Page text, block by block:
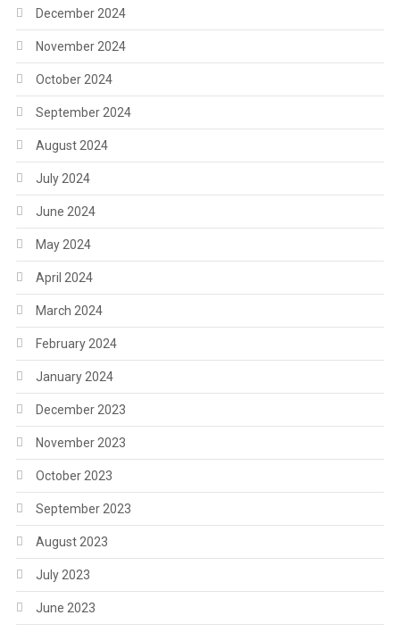
December 2024
November 2024
October 2024
September 2024
August 2024
July 2024
June 2024
May 2024
April 2024
March 2024
February 2024
January 2024
December 2023
November 2023
October 2023
September 2023
August 2023
July 2023
June 2023